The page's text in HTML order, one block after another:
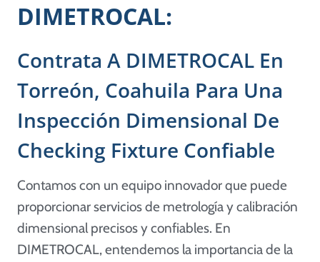
DIMETROCAL:
Contrata A DIMETROCAL En
Torreón, Coahuila Para Una
Inspección Dimensional De
Checking Fixture Confiable
Contamos con un equipo innovador que puede
proporcionar servicios de metrología y calibración
dimensional precisos y confiables. En
DIMETROCAL, entendemos la importancia de la